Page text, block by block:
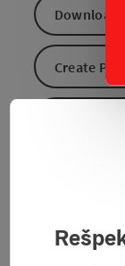
This circular
Download
Create PDF